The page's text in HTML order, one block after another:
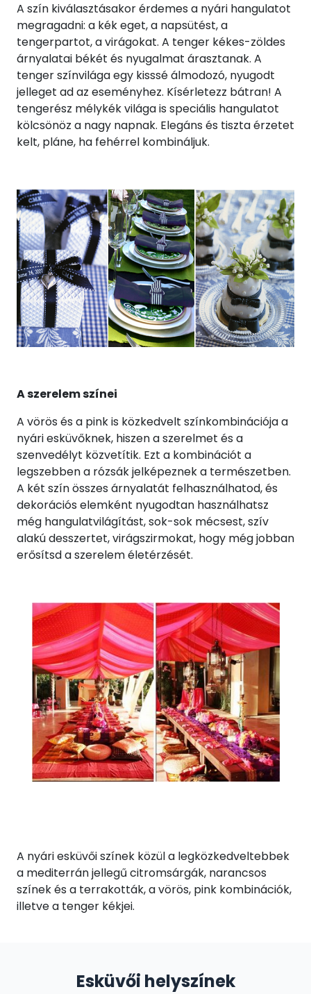
A szín kiválasztásakor érdemes a nyári hangulatot
megragadni: a kék eget, a napsütést, a
tengerpartot, a virágokat. A tenger kékes-zöldes
árnyalatai békét és nyugalmat árasztanak. A
tenger színvilága egy kisssé álmodozó, nyugodt
jelleget ad az eseményhez. Kísérletezz bátran! A
tengerész mélykék világa is speciális hangulatot
kölcsönöz a nagy napnak. Elegáns és tiszta érzetet
kelt, pláne, ha fehérrel kombináljuk.
A szerelem színei
A vörös és a pink is közkedvelt színkombinációja a
nyári esküvőknek, hiszen a szerelmet és a
szenvedélyt közvetítik. Ezt a kombinációt a
legszebben a rózsák jelképeznek a természetben.
A két szín összes árnyalatát felhasználhatod, és
dekorációs elemként nyugodtan használhatsz
még hangulatvilágítást, sok-sok mécsest, szív
alakú desszertet, virágszirmokat, hogy még jobban
erősítsd a szerelem életérzését.
A nyári esküvői színek közül a legközkedveltebbek
a mediterrán jellegű citromsárgák, narancsos
színek és a terrakották, a vörös, pink kombinációk,
illetve a tenger kékjei.
Esküvői helyszínek